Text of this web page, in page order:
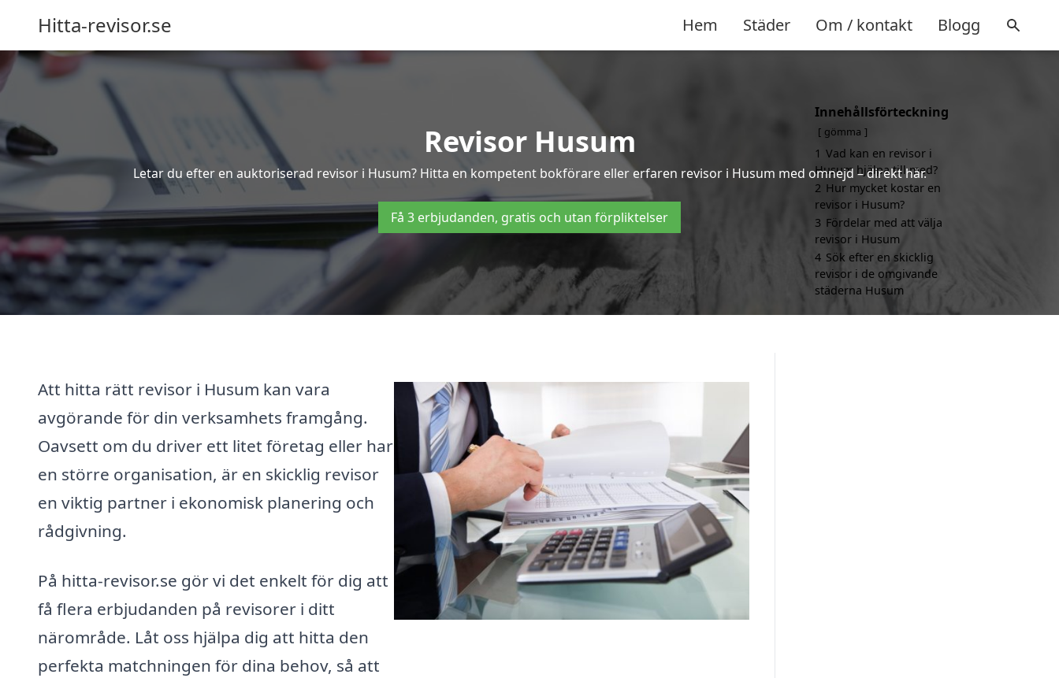
Hitta-revisor.se Hem Städer Om / kontakt Blogg
Revisor Husum
Letar du efter en auktoriserad revisor i Husum? Hitta en kompetent bokförare eller erfaren revisor i Husum med omnejd – direkt här.
Få 3 erbjudanden, gratis och utan förpliktelser
Att hitta rätt revisor i Husum kan vara
avgörande för din verksamhets framgång.
Oavsett om du driver ett litet företag eller har
en större organisation, är en skicklig revisor
en viktig partner i ekonomisk planering och
rådgivning.
På hitta-revisor.se gör vi det enkelt för dig att
få flera erbjudanden på revisorer i ditt
närområde. Låt oss hjälpa dig att hitta den
perfekta matchningen för dina behov, så att
Innehållsförteckning
gömma
1 Vad kan en revisor i
Husum hjälpa till med?
2 Hur mycket kostar en
revisor i Husum?
3 Fördelar med att välja
revisor i Husum
4 Sök efter en skicklig
revisor i de omgivande
städerna Husum